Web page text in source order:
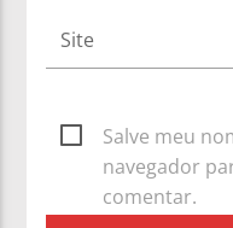
Salve meu
navegador
comentar.